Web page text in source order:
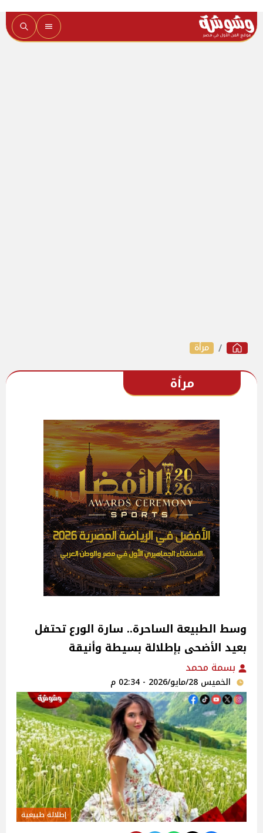
مرأة
مرأة
وسط الطبيعة الساحرة.. سارة الورع تحتفل
بعيد الأضحى بإطلالة بسيطة وأنيقة
بسمة محمد
الخميس 28/مايو/2026 - 02:34 م
إطلالة طبيعية